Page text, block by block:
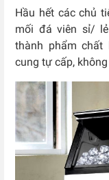
Hầu hết các chủ
mối đá viên sỉ/
thành phẩm
cung tự cấp,